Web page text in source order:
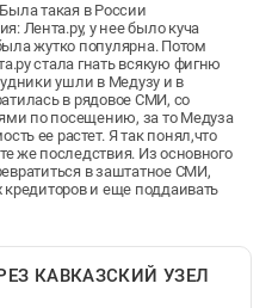
такая в России
Лента.ру, у нее было куча
жутко популярна. Потом
стала гнать всякую фигню
ушли в Медузу и в
в рядовое СМИ, со
по посещению, за то Медуза
ее растет. Я так понял,что
же последствия. Из основного
в заштатное СМИ,
кредиторов и еще поддаивать
КАВКАЗСКИЙ УЗЕЛ